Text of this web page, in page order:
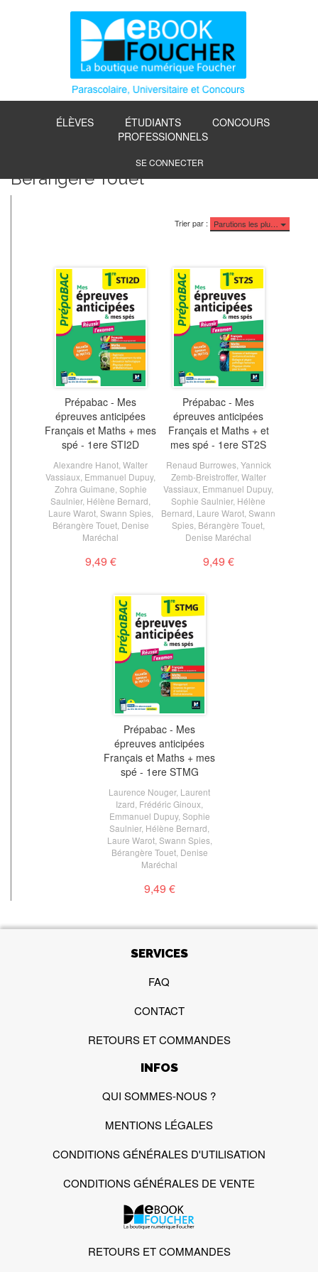
ÉLÈVES ÉTUDIANTS
CONCOURS
PROFESSIONNELS
SE CONNECTER
Bérangère Touet
Trier par : Parutions les plu…
Prépabac - Mes
épreuves anticipées
Français et Maths + mes
spé - 1ere STI2D
Alexandre Hanot Walter
Vassiaux Emmanuel Dupuy,
Zohra Guimane Sophie
Saulnier, Hélène Bernard
Laure Warot, Swann Spies,
Bérangère Touet, Denise
Maréchal
9,49 €
Prépabac - Mes
épreuves anticipées
Français et Maths + et
mes spé - 1ere ST2S
Renaud Burrowes, Yannick
Zemb-Breistroffer, Walter
Vassiaux Emmanuel Dupuy,
Sophie Saulnier, Hélène
Bernard Laure Warot Swann
Spies Bérangère Touet
Denise Maréchal
9,49 €
Prépabac - Mes
épreuves anticipées
Français et Maths + mes
spé - 1ere STMG
Laurence Nouger, Laurent
Izard Frédéric Ginoux
Emmanuel Dupuy, Sophie
Saulnier, Hélène Bernard
Laure Warot, Swann Spies,
Bérangère Touet, Denise
Maréchal
9,49 €
SERVICES
FAQ
CONTACT
RETOURS ET COMMANDES
INFOS
QUI SOMMES-NOUS ?
MENTIONS LÉGALES
CONDITIONS GÉNÉRALES D'UTILISATION
CONDITIONS GÉNÉRALES DE VENTE
RETOURS ET COMMANDES